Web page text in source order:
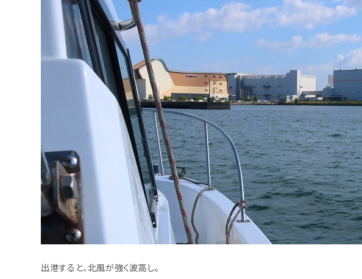
出港すると、北風が強く波高し。